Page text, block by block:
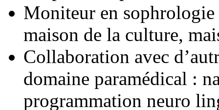
Moniteur en sophrologie
maison de la culture,
Collaboration avec
domaine paramédical :
programmation neuro